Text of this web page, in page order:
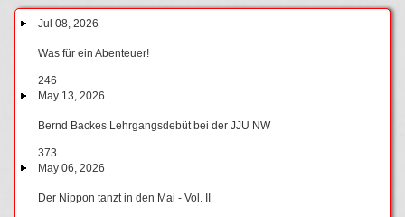
Jul 08, 2026
Was für ein Abenteuer!
246
May 13, 2026
Bernd Backes Lehrgangsdebüt bei der JJU NW
373
May 06, 2026
Der Nippon tanzt in den Mai - Vol. II